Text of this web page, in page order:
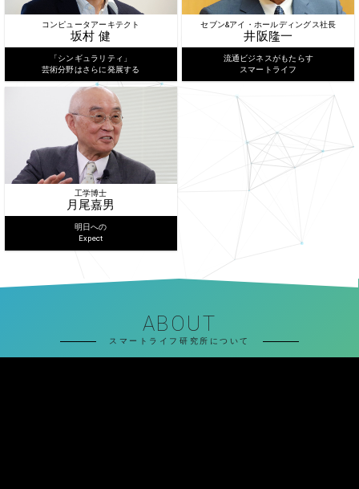
コンピュータアーキテクト
坂村 健
「シンギュラリティ」
芸術分野はさらに発展する
セブン&アイ・ホールディングス社長
井阪隆一
流通ビジネスがもたらす
スマートライフ
工学博士
月尾嘉男
明日への
Expect
ABOUT
スマートライフ研究所について